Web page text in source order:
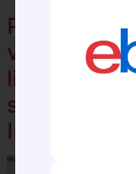
Porto de
volume de
limites
sistema
Imigrantes